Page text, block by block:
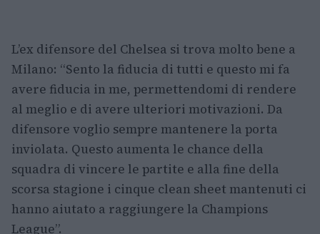
L’ex difensore del Chelsea si trova molto bene a
Milano: “Sento la fiducia di tutti e questo mi fa
avere fiducia in me, permettendomi di rendere
al meglio e di avere ulteriori motivazioni. Da
difensore voglio sempre mantenere la porta
inviolata. Questo aumenta le chance della
squadra di vincere le partite e alla fine della
scorsa stagione i cinque clean sheet mantenuti ci
hanno aiutato a raggiungere la Champions
League”.